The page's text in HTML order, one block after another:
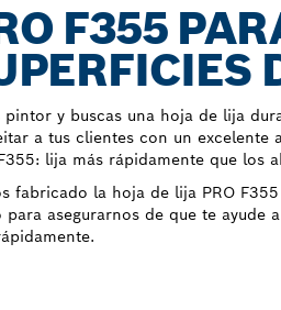
F355
pintor y buscas una hoja de lija
a tus clientes con un excelente
lija más rápidamente que los
fabricado la hoja de lija PRO
para asegurarnos de que te ayude